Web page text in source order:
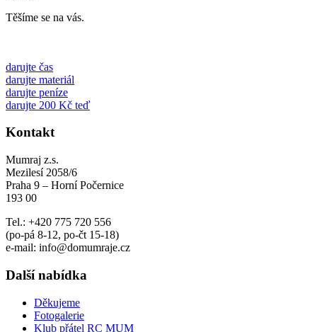
Těšíme se na vás.
darujte čas
darujte materiál
darujte peníze
darujte 200 Kč teď
Kontakt
Mumraj z.s.
Mezilesí 2058/6
Praha 9 – Horní Počernice
193 00
Tel.: +420 775 720 556
(po-pá 8-12, po-čt 15-18)
e-mail: info@domumraje.cz
Další nabídka
Děkujeme
Fotogalerie
Klub přátel RC MUM